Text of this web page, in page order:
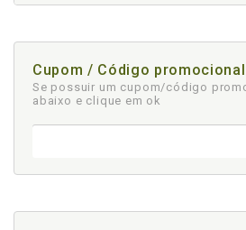
Cupom / Código
Se possuir um cupom/código
abaixo e clique em ok